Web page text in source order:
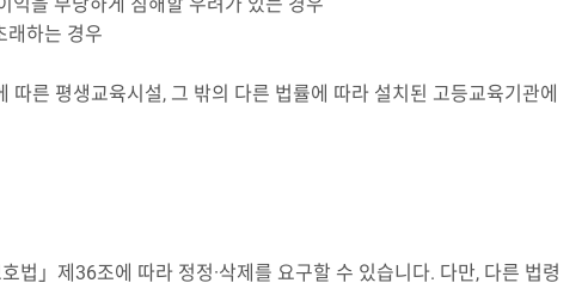
래하는 경우
른 평생교육시설, 그 밖의 다른 법률에 따라 설치된 고등교육기관에
」제36조에 따라 정정·삭제를 요구할 수 있습니다. 다만, 다른 법령